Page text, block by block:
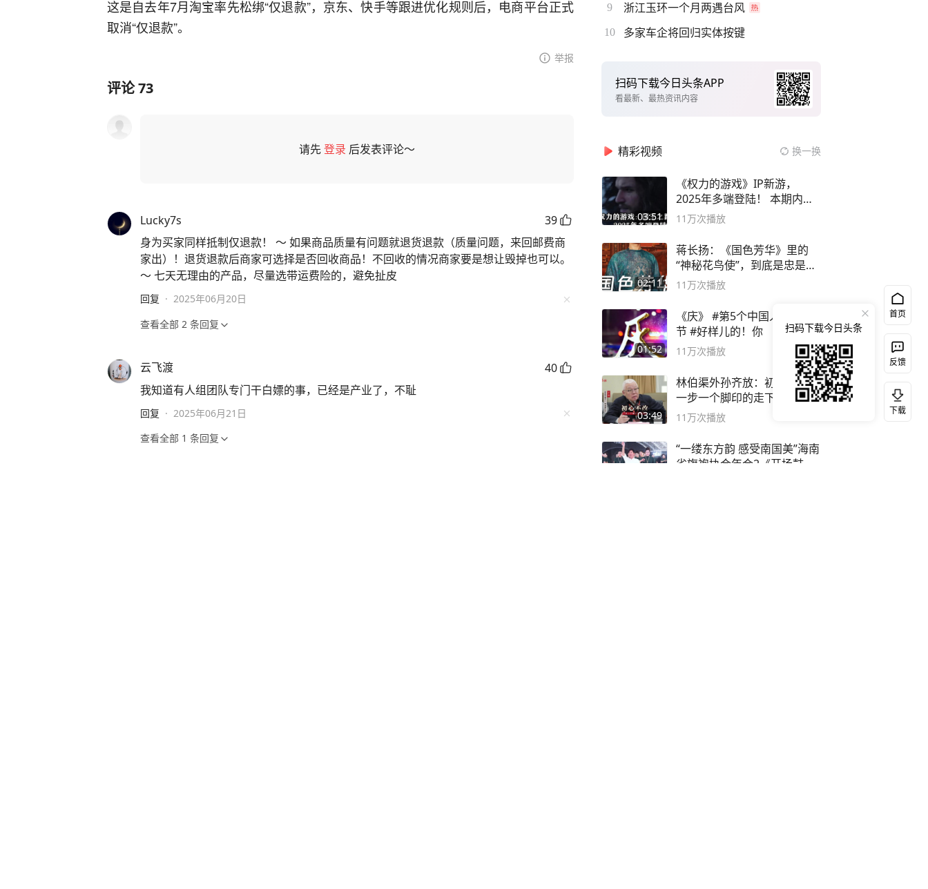
这是自去年7月淘宝率先松绑“仅退款”，京东、快手等跟进优化规则后，电商平台正式
取消“仅退款”。
举报
评论73
请先登录 后发表评论～
Lucky7s
39
身为买家同样抵制仅退款！ ～ 如果商品质量有问题就退货退款（质量问题，来回邮费商
家出）！退货退款后商家可选择是否回收商品！不回收的情况商家要是想让毁掉也可以。
～ 七天无理由的产品，尽量选带运费险的，避免扯皮
回复 · 2025年06月20日
查看全部 2 条回复
云飞渡
40
我知道有人组团队专门干白嫖的事，已经是产业了，不耻
回复 · 2025年06月21日
查看全部 1 条回复
9 浙江玉环一个月两遇台风
10 多家车企将回归实体按键
扫码下载今日头条APP
看最新、最热资讯内容
精彩视频 换一换
03:51
《权力的游戏》IP新游，
2025年多端登陆！ 本期内容
概要
11万次播放
02:11
蒋长扬：《国色芳华》里的
“神秘花鸟使”，到底是忠是
奸？
11万次播放
01:52
《庆》 #第5个中国人民警察
节 #好样儿的！你
11万次播放
03:49
林伯渠外孙齐放：初心不改
一步一个脚印的走下去 #红船
论坛
11万次播放
“一缕东方韵 感受南国美”海南
省旗袍协会年会2《开场鼓》
首页
反馈
下载
扫码下载今日头条